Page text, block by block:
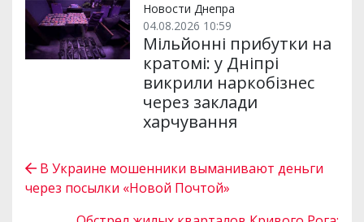
Новости Днепра
04.08.2026 10:59
Мільйонні прибутки на
кратомі: у Дніпрі
викрили наркобізнес
через заклади
харчування
В Украине мошенники выманивают деньги
через посылки «Новой Почтой»